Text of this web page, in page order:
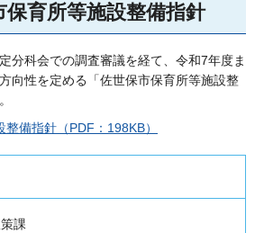
保育所等施設整備指針
分科会での調査審議を経て、令和7年度ま
向性を定める「佐世保市保育所等施設整
備指針（PDF：198KB）
課